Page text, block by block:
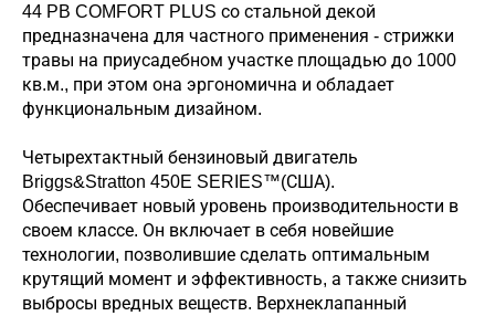
44 PB COMFORT PLUS со стальной декой
предназначена для частного применения - стрижки
травы на приусадебном участке площадью до 1000
кв.м., при этом она эргономична и обладает
функциональным дизайном.
Четырехтактный бензиновый двигатель
Briggs&Stratton 450E SERIES™(США).
Обеспечивает новый уровень производительности в
своем классе. Он включает в себя новейшие
технологии, позволившие сделать оптимальным
крутящий момент и эффективность, а также снизить
выбросы вредных веществ. Верхнеклапанный